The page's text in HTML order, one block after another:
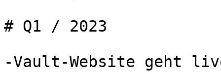
# Q1 / 2023
-Vault-Website geht